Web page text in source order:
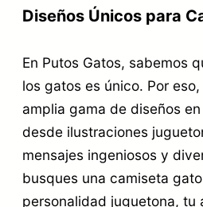
Diseños Únicos para
En Putos Gatos, sabemos
los gatos es único. Por
amplia gama de diseños
desde ilustraciones
mensajes ingeniosos y
busques una camiseta
personalidad juguetona, tu